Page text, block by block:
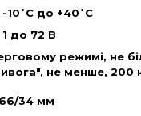
-10˚С до +40˚С
1 до 72 В
режимі, не
не менше, 200
34 мм